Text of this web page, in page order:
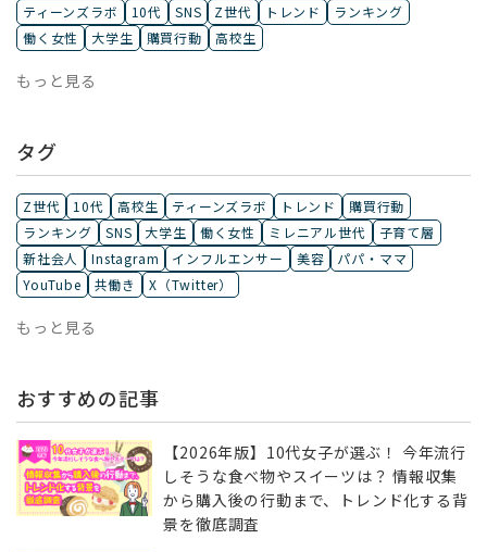
ティーンズラボ 10代 SNS Z世代 トレンド
ランキング
働く女性
大学生 購買行動 高校生
もっと見る
タグ
Z世代 10代 高校生 ティーンズラボ トレンド
購買行動
ランキング
SNS 大学生 働く女性 ミレニアル世代
子育て層
新社会人
Instagram インフルエンサー 美容
パパ・ママ
YouTube
共働き X（Twitter）
もっと見る
おすすめの記事
【2026年版】10代女子が選ぶ！ 今年流行
しそうな食べ物やスイーツは？ 情報収集
から購入後の行動まで、トレンド化する背
景を徹底調査